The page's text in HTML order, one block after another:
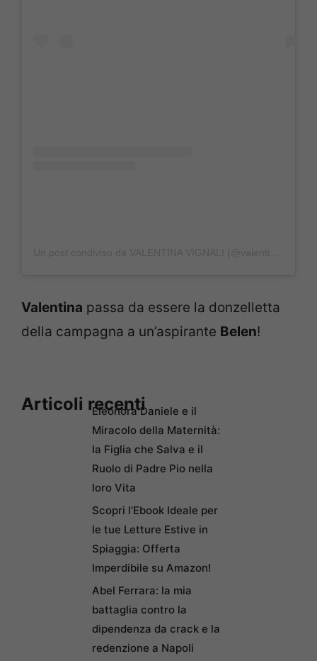
Valentina passa da essere la donzelletta
della campagna a un’aspirante Belen!
Articoli recentiEleonora Daniele e il
Miracolo della Maternità:
la Figlia che Salva e il
Ruolo di Padre Pio nella
loro Vita
Scopri l’Ebook Ideale per
le tue Letture Estive in
Spiaggia: Offerta
Imperdibile su Amazon!
Abel Ferrara: la mia
battaglia contro la
dipendenza da crack e la
redenzione a Napoli